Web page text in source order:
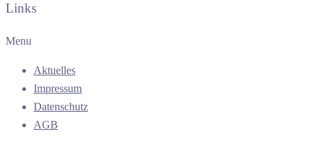
Links
Menu
Aktuelles
Impressum
Datenschutz
AGB